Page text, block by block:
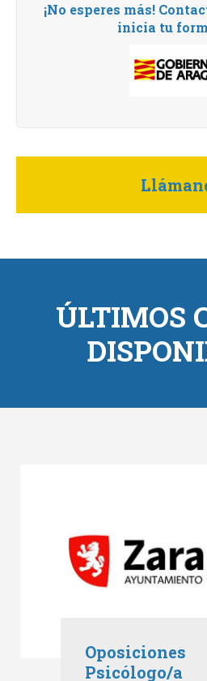
¡No esperes más!
inicia tu
ÚLTIMOS
Oposiciones
Psicólogo/a